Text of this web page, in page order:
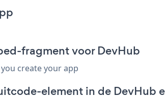
fragment voor DevHub
create your app
element in de DevHub